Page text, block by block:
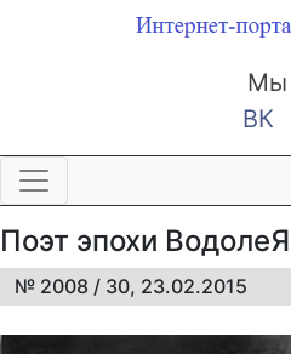
Мы
ВК
Поэт эпохи ВодолеЯ
№ 2008 / 30, 23.02.2015